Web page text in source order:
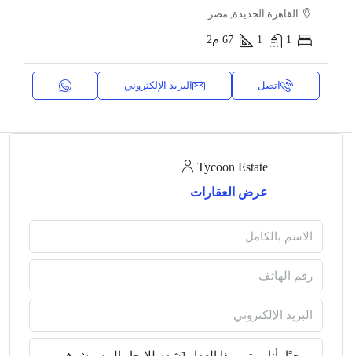
القاهرة الجديدة, مصر
1
1
67 م2
اتصل البريد الإلكتروني
Tycoon Estate
عرض العقارات